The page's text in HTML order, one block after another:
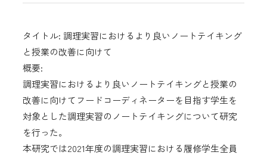
タイトル: 調理実習におけるより良いノートテイキング
と授業の改善に向けて
概要:
調理実習におけるより良いノートテイキングと授業の
改善に向けてフードコーディネーターを目指す学生を
対象とした調理実習のノートテイキングについて研究
を行った。
本研究では2021年度の調理実習における履修学生全員